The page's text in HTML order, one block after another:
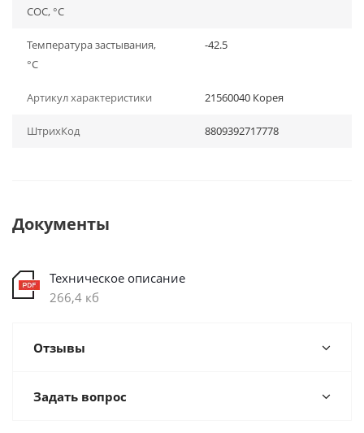
СОС, °С
Температура застывания,
°С
-42.5
Артикул характеристики 21560040 Корея
ШтрихКод 8809392717778
Документы
Техническое описание
266,4 кб
Отзывы
Задать вопрос